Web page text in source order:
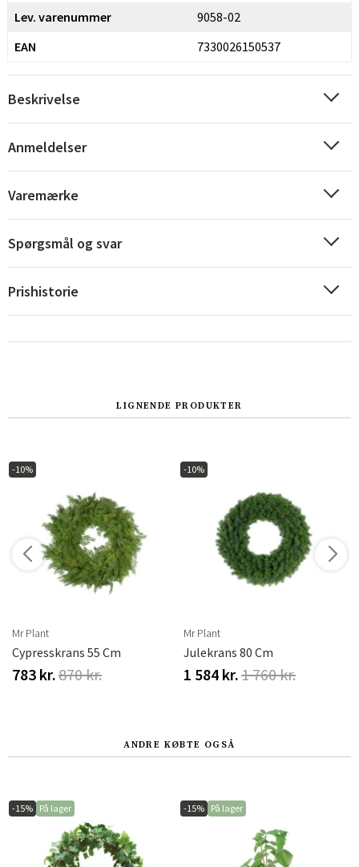
Sverige
Danmark
Norge
Suomi
Lev. varenummer
9058-02
EAN
7330026150537
Beskrivelse
Anmeldelser
Varemærke
Spørgsmål og svar
Prishistorie
LIGNENDE PRODUKTER
-10%
Mr Plant
Cypresskrans 55 Cm
783 kr.870 kr.
-10%
Mr Plant
Julekrans 80 Cm
1 584 kr.1 760 kr.
ANDRE KØBTE OGSÅ
-15% På lager -15% På lager